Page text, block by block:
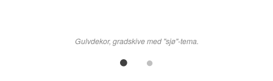
Gulvdekor, gradskive med "sjø"-tema.